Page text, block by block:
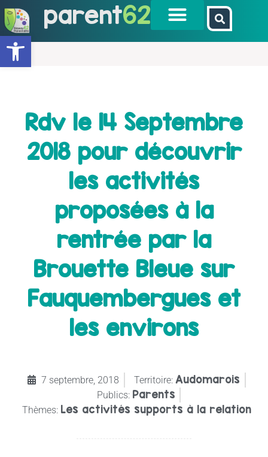
Ouvrir la barre d’outils
parent62
Rdv le 14 Septembre
2018 pour découvrir
les activités
proposées à la
rentrée par la
Brouette Bleue sur
Fauquembergues et
les environs
7 septembre, 2018 Territoire: Audomarois
Publics: Parents
Thèmes: Les activités supports à la relation